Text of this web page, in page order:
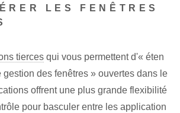
LES FENÊTRES
tierces qui vous permettent d'« éten
gestion des fenêtres » ouvertes dans le
offrent⁢ une plus grande flexibilité
pour basculer entre les application